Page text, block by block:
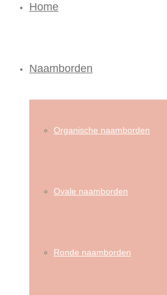
Home
Naamborden
Organische naamborden
Ovale naamborden
Ronde naamborden